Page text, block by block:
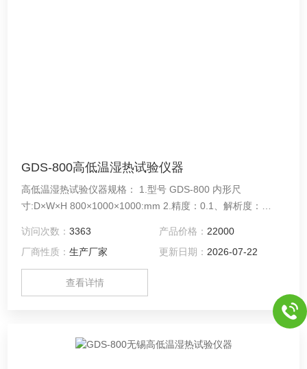
GDS-800高低温湿热试验仪器
高低温湿热试验仪器规格： 1.型号 GDS-800 内形尺
寸:D×W×H 800×1000×1000:mm 2.精度：0.1、解析度：
访问次数：3363 产品价格： 22000
厂商性质：生产厂家 更新日期： 2026-07-22
查看详情